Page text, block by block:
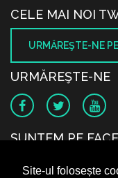
Site-ul folosește
CELE MAI NOI
URMĂREŞTE-NE
URMĂREŞTE-NE
SUNTEM PE